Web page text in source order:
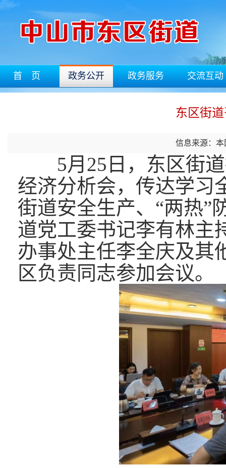
首 页 政务公开 政务服务 交流互动
东区街
信息来源：本
5月25日，东区街
经济分析会，传达学习
街道安全生产、“两热”
道党工委书记李有林主
办事处主任李全庆及其
区负责同志参加会议。